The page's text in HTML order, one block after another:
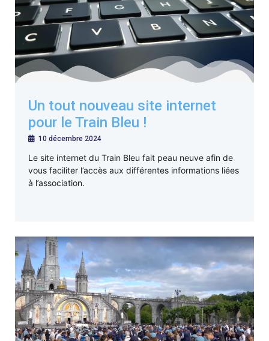
Un tout nouveau site internet
pour le Train Bleu !
10 décembre 2024
Le site internet du Train Bleu fait peau neuve afin de
vous faciliter l’accès aux différentes informations liées
à l’association.